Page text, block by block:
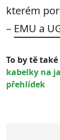
kterém
– EMU a
To by tě
kabelky na
přehlídek